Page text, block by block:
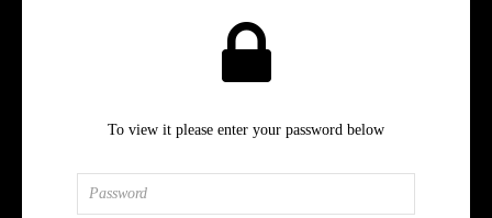
To view it please enter your password below